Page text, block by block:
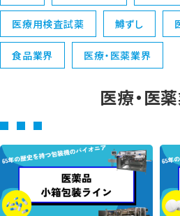
医療用検査試薬 鱒ずし
食品業界 医療・医薬業界
医療・医